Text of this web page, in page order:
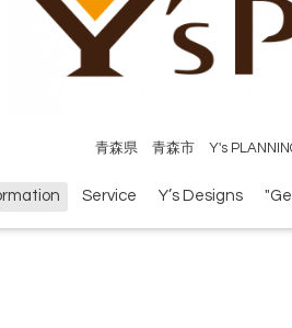
青森県 青森市 Y's
Service Y’s Designs